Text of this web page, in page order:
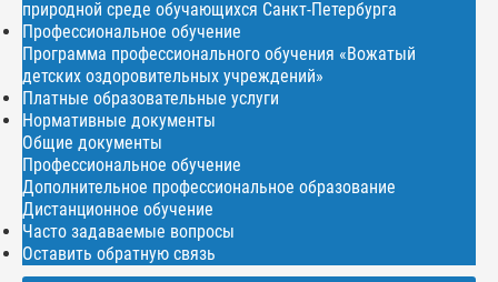
природной среде обучающихся Санкт-Петербурга
Профессиональное обучение
Программа профессионального обучения «Вожатый
детских оздоровительных учреждений»
Платные образовательные услуги
Нормативные документы
Общие документы
Профессиональное обучение
Дополнительное профессиональное образование
Дистанционное обучение
Часто задаваемые вопросы
Оставить обратную связь